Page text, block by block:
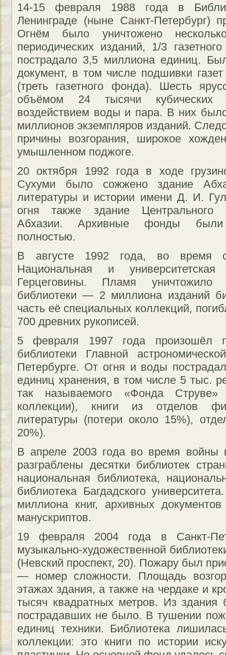
14-15 февраля 1988 года в
Ленинграде (ныне Санкт-Петербург)
Огнём было уничтожено
периодических изданий, 1/3
пострадало 3,5 миллиона единиц.
документ, в том числе подшивки
(треть газетного фонда). Шесть
объёмом 24 тысячи кубических
воздействием воды и пара. В них
миллионов экземпляров изданий.
причины возгорания, широкое
умышленном поджоге.
20 октября 1992 года в ходе
Сухуми было сожжено здание
литературы и истории имени Д. И.
огня также здание Центрального
Абхазии. Архивные фонды были
полностью.
В августе 1992 года, во время
Национальная и
Герцеговины. Пламя
библиотеки — 2 миллиона изданий
часть её специальных коллекций,
700 древних рукописей.
5 февраля 1997 года произошёл
библиотеки Главной
Петербурге. От огня и воды
единиц хранения, в том числе 5 тыс.
так называемого «Фонда
коллекции), книги из отделов
литературы (потери около 15%),
20%).
В апреле 2003 года во время
разграблены десятки библиотек
национальная библиотека,
библиотека Багдадского
миллиона книг, архивных
манускриптов.
19 февраля 2004 года в Санкт-
музыкально-художественной
(Невский проспект, 20). Пожару был
— номер сложности. Площадь
этажах здания, а также на чердаке и
тысяч квадратных метров. Из
пострадавших не было. В тушении
единиц техники. Библиотека
коллекции: это книги по истории